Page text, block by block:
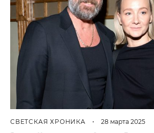
СВЕТСКАЯ ХРОНИКА • 28 марта 2025